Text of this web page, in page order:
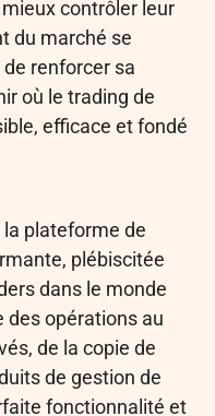
contrôler leur
du marché se
renforcer sa
où le trading de
efficace et fondé
la plateforme de
plébiscitée
dans le monde
des opérations au
de la copie de
de gestion de
fonctionnalité et